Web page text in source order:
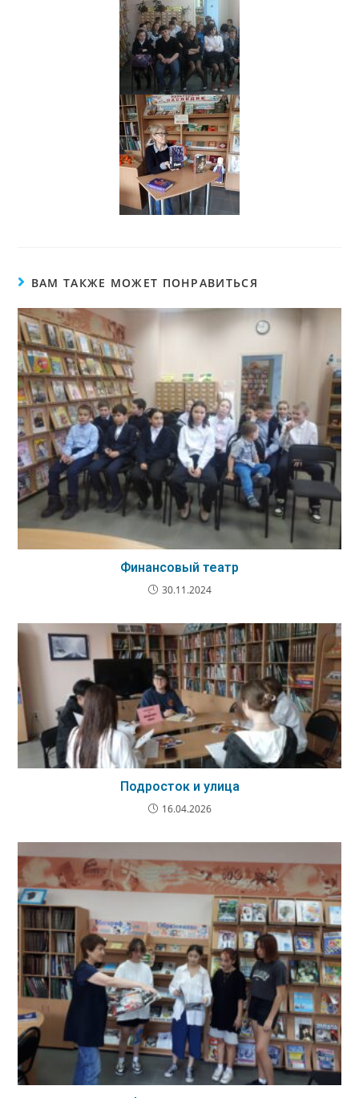
ВАМ ТАКЖЕ МОЖЕТ ПОНРАВИТЬСЯ
Финансовый театр
30.11.2024
Подросток и улица
16.04.2026